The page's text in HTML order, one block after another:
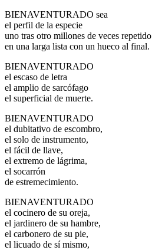
BIENAVENTURADO sea
el perfil de la especie
uno tras otro millones de veces repetido
en una larga lista con un hueco al final.
BIENAVENTURADO
el escaso de letra
el amplio de sarcófago
el superficial de muerte.
BIENAVENTURADO
el dubitativo de escombro,
el solo de instrumento,
el fácil de llave,
el extremo de lágrima,
el socarrón
de estremecimiento.
BIENAVENTURADO
el cocinero de su oreja,
el jardinero de su hambre,
el carbonero de su pie,
el licuado de sí mismo,